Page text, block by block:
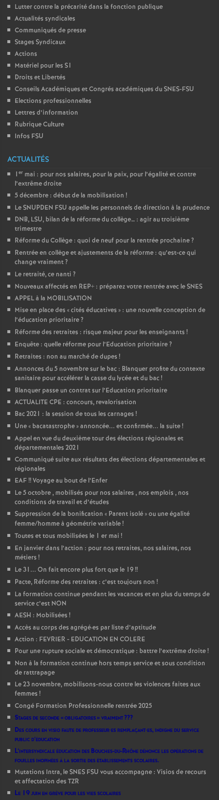
Lutter contre la précarité dans la fonction publique
Actualités syndicales
Communiqués de presse
Stages Syndicaux
Actions
Matériel pour les S1
Droits et Libertés
Conseils Académiques et Congrés académiques du SNES-FSU
Elections professionnelles
Lettres d’information
Rubrique Culture
Infos FSU
ACTUALITÉS
1 er mai : pour nos salaires, pour la paix, pour l’égalité et contre
l’extrême droite
5 décembre : début de la mobilisation !
Le SNUPDEN FSU appelle les personnels de direction à la prudence
DNB, LSU, bilan de la réforme du collège… : agir au troisième
trimestre
Réforme du Collège : quoi de neuf pour la rentrée prochaine?
Rentrée en collège et ajustements de la réforme : qu’est-ce qui
change vraiment?
Le retraité, ce nanti ?
Nouveaux affectés en REP+ : préparez votre rentrée avec le SNES
APPEL à la MOBILISATION
Mise en place des «cités éducatives » : une nouvelle conception de
l’éducation prioritaire?
Réforme des retraites : risque majeur pour les enseignants !
Enquête : quelle réforme pour l’Education prioritaire?
Retraites : non au marché de dupes !
Annonces du 5 novembre sur le bac : Blanquer profite du contexte
sanitaire pour accélérer la casse du lycée et du bac!
Blanquer passe un contrat sur l’Education prioritaire
ACTUALITE CPE : concours, revalorisation
Bac 2021 : la session de tous les carnages !
Une « bacatastrophe» annoncée... et confirmée... la suite!
Appel en vue du deuxième tour des élections régionales et
départementales 2021
Communiqué suite aux résultats des élections départementales et
régionales
EAF!! Voyage au bout de l’Enfer
Le 5 octobre , mobilisés pour nos salaires , nos emplois , nos
conditions de travail et d’études
Suppression de la bonification « Parent isolé» ou une égalité
femme/homme à géométrie variable!
Toutes et tous mobilisées le 1 er mai !
En janvier dans l’action : pour nos retraites, nos salaires, nos
métiers !
Le 31... On fait encore plus fort que le 19!!
Pacte, Réforme des retraites : c’est toujours non !
La formation continue pendant les vacances et en plus du temps de
service c’est NON
AESH : Mobilisées !
Accès au corps des agrégé·es par liste d’aptitude
Action : FEVRIER - EDUCATION EN COLERE
Pour une rupture sociale et démocratique : battre l’extrême droite!
Non à la formation continue hors temps service et sous condition
de rattrapage
Le 23 novembre, mobilisons-nous contre les violences faites aux
femmes !
Congé Formation Professionnelle rentrée 2025
Stages de seconde «obligatoires» vraiment???
Des cours en visio faute de professeur·es remplaçant·es, indigne du service
public d’éducation
L’intersyndicale éducation des Bouches-du-Rhône dénonce les opérations de
fouilles inopinées à la sortie des établissements scolaires.
Mutations Intra, le SNES FSU vous accompagne : Visios de recours
et affectation des TZR
Le 19 juin en grève pour les vies scolaires